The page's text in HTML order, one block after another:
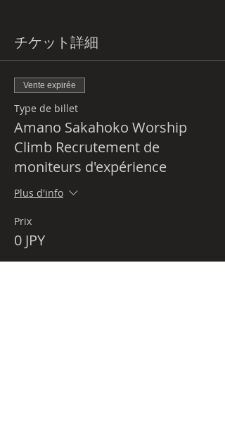
チケット詳細
Vente expirée
Type de billet
Amano Sakahoko Worship
Climb Recrutement de
moniteurs d'expérience
Plus d'info
Prix
0 JPY